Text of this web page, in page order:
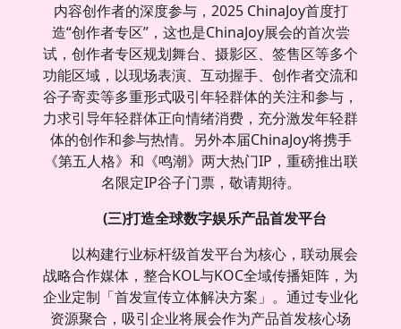
内容创作者的深度参与，2025 ChinaJoy首度打
造“创作者专区”，这也是ChinaJoy展会的首次尝
试，创作者专区规划舞台、摄影区、签售区等多个
功能区域，以现场表演、互动握手、创作者交流和
谷子寄卖等多重形式吸引年轻群体的关注和参与，
力求引导年轻群体正向情绪消费，充分激发年轻群
体的创作和参与热情。另外本届ChinaJoy将携手
《第五人格》和《鸣潮》两大热门IP，重磅推出联
名限定IP谷子门票，敬请期待。
(三)打造全球数字娱乐产品首发平台
以构建行业标杆级首发平台为核心，联动展会
战略合作媒体，整合KOL与KOC全域传播矩阵，为
企业定制「首发宣传立体解决方案」。通过专业化
资源聚合，吸引企业将展会作为产品首发核心场